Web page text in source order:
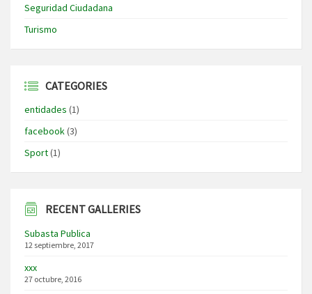
Seguridad Ciudadana
Turismo
CATEGORIES
entidades (1)
facebook(3)
Sport(1)
RECENT GALLERIES
Subasta Publica
12 septiembre, 2017
xxx
27 octubre, 2016